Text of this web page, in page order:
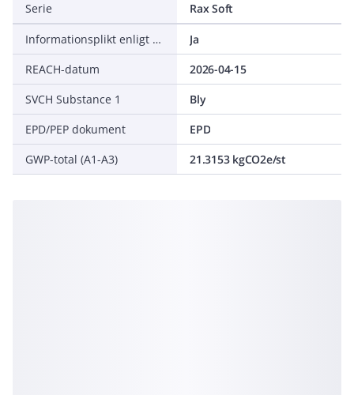
Serie
Rax Soft
Informationsplikt enligt REACH
Ja
REACH-datum
2026-04-15
SVCH Substance 1
Bly
EPD/PEP dokument
EPD
GWP-total (A1-A3)
21.3153 kgCO2e/st